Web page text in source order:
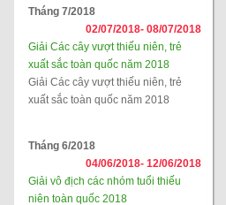
Tháng 7/2018
02/07/2018- 08/07/2018
Giải Các cây vượt thiếu niên, trẻ
xuất sắc toàn quốc năm 2018
Giải Các cây vượt thiếu niên, trẻ
xuất sắc toàn quốc năm 2018
Tháng 6/2018
04/06/2018- 12/06/2018
Giải vô địch các nhóm tuổi thiếu
niên toàn quốc 2018